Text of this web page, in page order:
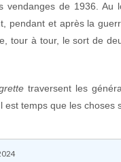
vendanges de 1936.
pendant et après la
tour à tour, le sort de
traversent les
est temps que les choses